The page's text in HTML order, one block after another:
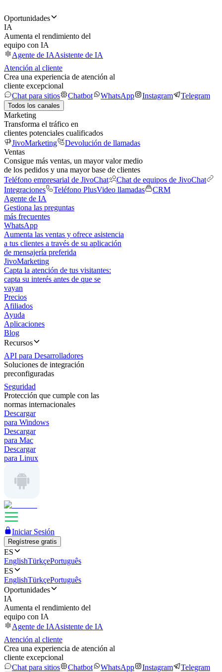
Oportunidades
IA
Aumenta el rendimiento del
equipo con IA
Agente de IAAsistente de IA
Atención al cliente
Crea una experiencia de atención al
cliente excepcional
Chat para sitios
Chatbot WhatsApp Instagram Telegram
Todos los canales
Marketing
Transforma el tráfico en
clientes potenciales cualificados
JivoMarketing
Devolución de llamadas
Ventas
Consigue más ventas, un mayor valor medio
de los pedidos y una mayor base de clientes
Teléfono empresarial de JivoChat
Chat de equipos de JivoChat
Integraciones
Teléfono PlusVideo llamadas
CRM
Agente de IA
Gestiona las preguntas
más frecuentes
WhatsApp
Aumenta las ventas y ofrece asistencia
a tus clientes a través de su aplicación
de mensajería preferida
JivoMarketing
Capta la atención de tus visitantes:
capta su interés antes de que se
vayan
Precios
Afiliados
Ayuda
Aplicaciones
Blog
Recursos
API para Desarrolladores
Soluciones de integración
preconfiguradas
Seguridad
Protección que cumple con las
normas internacionales
Descargar
para Windows
Descargar
para Mac
Descargar
para Linux
Iniciar Sesión
Regístrese gratis
ES
EnglishTürkçePortuguês
ES
EnglishTürkçePortuguês
Oportunidades
IA
Aumenta el rendimiento del
equipo con IA
Agente de IAAsistente de IA
Atención al cliente
Crea una experiencia de atención al
cliente excepcional
Chat para sitios
Chatbot WhatsApp Instagram Telegram